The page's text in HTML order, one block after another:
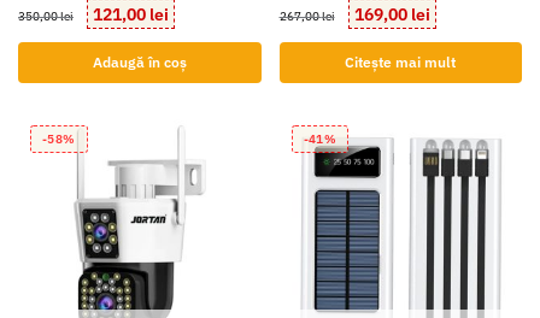
350,00lei
Prețul
inițial
fost:
121,00 lei Prețul
curent
este:
121,00 lei.
Adaugă în coș
267,00lei
Prețul
inițial
a
fost:
169,00 lei Prețul
curent
este:
169,00 lei.
Citește mai mult
-58% -41%